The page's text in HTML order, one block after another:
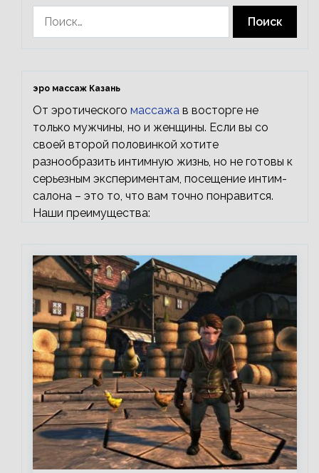
эро массаж Казань
От эротического массажа в восторге не
только мужчины, но и женщины. Если вы со
своей второй половинкой хотите
разнообразить интимную жизнь, но не готовы к
серьезным экспериментам, посещение интим-
салона – это то, что вам точно понравится.
Наши преимущества: